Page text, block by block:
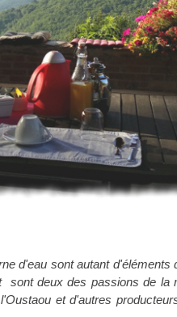
d'eau sont autant d'éléments
deux des passions de la
et d'autres